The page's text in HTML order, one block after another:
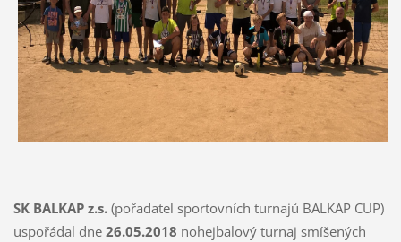
SK BALKAP z.s. (pořadatel sportovních turnajů BALKAP CUP)
uspořádal dne26.05.2018 nohejbalový turnaj smíšených